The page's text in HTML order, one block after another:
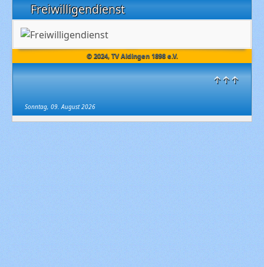
© 2024, TV Aldingen 1898 e.V.
↑↑↑
Sonntag, 09. August 2026
Freiwilligendienst